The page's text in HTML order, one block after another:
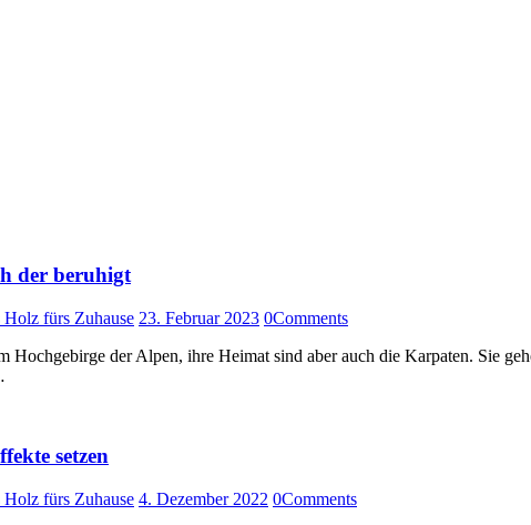
der beruhigt
fürs Zuhause 23. Februar 2023 0Comments
der Alpen, ihre Heimat sind aber auch die Karpaten. Sie
setzen
fürs Zuhause 4. Dezember 2022 0Comments